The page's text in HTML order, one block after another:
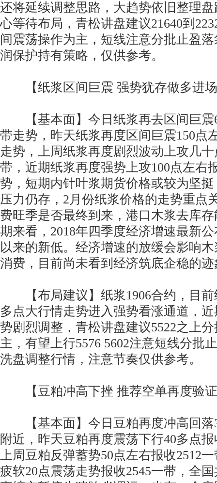
还将延续调整思路，大趋势依旧整理
心等待布局，青松讲盘建议21640到
间震荡操作为主，短线注意分批止盈
润保护持有策略，仅供参考。
【纸浆区间巨震 强势犹存做多进
【基本面】今日纸浆再去区间巨震
带走势，昨天纸浆再度区间巨震150点
走势，上周纸浆再度剧烈波动上攻几
带，近期纸浆再度强势上攻100点左右
势，短期内针叶浆期货价格或较为坚
压力仍存，2月份纸浆价格的走势重点
费旺季是否最终到来，港口木浆去库
期来看，2018年四季度经济增速最新
以来的新低。经济增速的放缓会影响
消费，目前尚未看到经济筑底企稳的
【布局建议】纸浆1906合约，目前
多点大行情走势进入强势看涨通道，
势剧烈调整，青松讲盘建议5522之上
主，有望上行5576 5602注意短线分批
洗盘调整行情，注意节奏仅供参考。
【豆粕冲高下挫 推荐空单再度验
【基本面】今日豆粕再度冲高回落
附近，昨天豆粕再度震荡下行40多点
上周豆粕反弹蓄势50点左右报收2512
疲软20点震荡走势报收2545一带，全